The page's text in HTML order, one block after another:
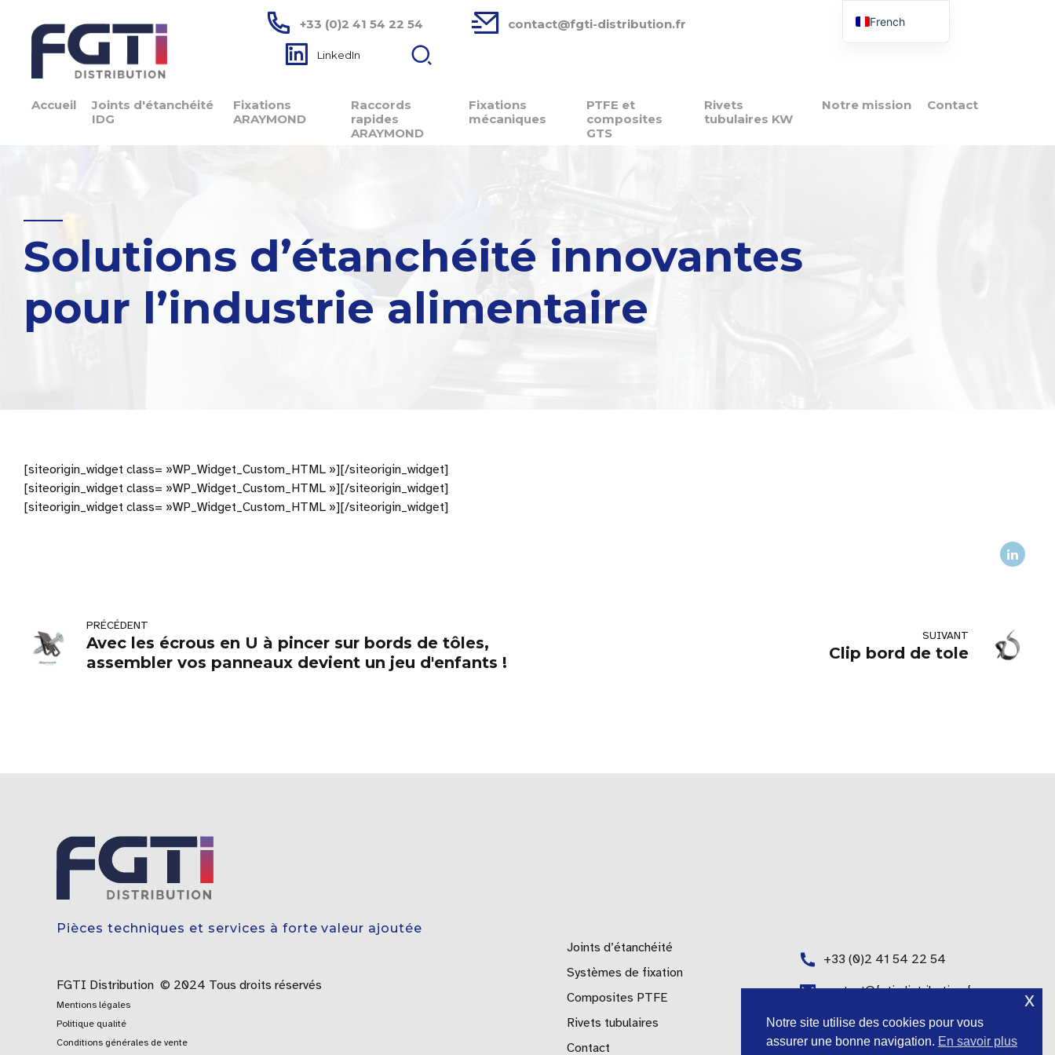
+33 (0)2 41 54 22 54 contact@fgti-distribution.fr
LinkedIn
Accueil
Joints d'étanchéité
IDG
Fixations
ARAYMOND
Raccords
rapides
ARAYMOND
Fixations
mécaniques
PTFE et
composites
GTS
Rivets
tubulaires KW
Notre mission Contact
Solutions d’étanchéité innovantes
pour l’industrie alimentaire
[siteorigin_widget class= »WP_Widget_Custom_HTML »][/siteorigin_widget]
[siteorigin_widget class= »WP_Widget_Custom_HTML »][/siteorigin_widget]
[siteorigin_widget class= »WP_Widget_Custom_HTML »][/siteorigin_widget]
PRÉCÉDENT
Avec les écrous en U à pincer sur bords de tôles,
assembler vos panneaux devient un jeu d'enfants !
SUIVANT
Clip bord de tole
Pièces techniques et services à forte valeur ajoutée
FGTI Distribution © 2024 Tous droits réservés
Mentions légales
Politique qualité
Conditions générales de vente
Joints d’étanchéité
Systèmes de fixation
Composites PTFE
Rivets tubulaires
Contact
+33 (0)2 41 54 22 54
contact@fgti-distribution.fr
French
Spanish
Notre site utilise des cookies pour vous
assurer une bonne navigation. En savoir plus
x